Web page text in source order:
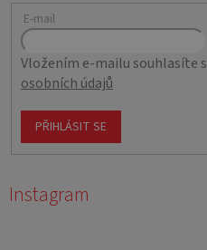
E-mail
Vložením e-mailu souhlasíte s
osobních údajů
PŘIHLÁSIT SE
Instagram